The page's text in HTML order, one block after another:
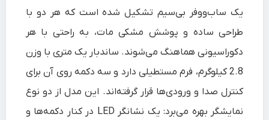
یک ساب‌ووفر بی‌سیم تشکیل شده است که هر دو با
طراحی ساده و پوشش مشکی مات، به‌ راحتی با هر
دکوراسیونی هماهنگ می‌شوند. ساندبار یک متری با وزن
2.8 کیلوگرم، فرم مستطیلی دارد و سه دکمه روی آن برای
کنترل صدا و ورودی‌ها قرار گرفته‌اند. این مدل از دو نوع
نمایشگر بهره می‌برد: یک نشانگر LED در کنار دکمه‌ها و